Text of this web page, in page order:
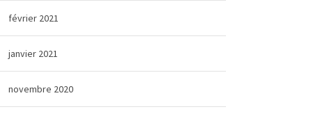
février 2021
janvier 2021
novembre 2020